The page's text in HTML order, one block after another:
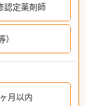
認定薬剤師
月以内